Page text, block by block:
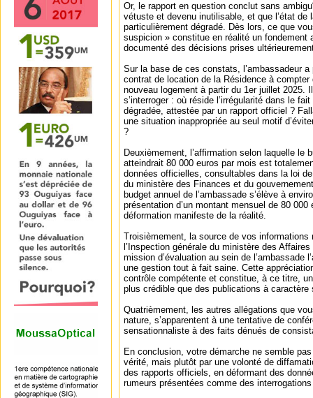
Or, le rapport en question conclut sans
vétuste et devenu inutilisable, et que l’état de
particulièrement dégradé. Dès lors, ce que
suspicion » constitue en réalité un fondement
documenté des décisions prises
Sur la base de ces constats, l’ambassadeur
contrat de location de la Résidence à compter
nouveau logement à partir du 1er juillet 2025.
s’interroger : où réside l’irrégularité dans le
dégradée, attestée par un rapport officiel ?
une situation inappropriée au seul motif
?
Deuxièmement, l’affirmation selon laquelle le
atteindrait 80 000 euros par mois est
données officielles, consultables dans la loi
du ministère des Finances et du
budget annuel de l’ambassade s’élève à
présentation d’un montant mensuel de 80
déformation manifeste de la réalité.
Troisièmement, la source de vos informations
l’Inspection générale du ministère des
mission d’évaluation au sein de l’ambassade
une gestion tout à fait saine. Cette
contrôle compétente et constitue, à ce titre,
plus crédible que des publications à caractère
Quatrièmement, les autres allégations que
nature, s’apparentent à une tentative de
sensationnaliste à des faits dénués de
En conclusion, votre démarche ne semble
vérité, mais plutôt par une volonté de
des rapports officiels, en déformant des
rumeurs présentées comme des